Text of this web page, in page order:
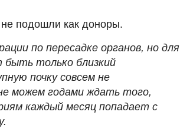
подошли как доноры.
по пересадке органов, но для
только близкий
почку совсем не
можем годами ждать того,
каждый месяц попадает с